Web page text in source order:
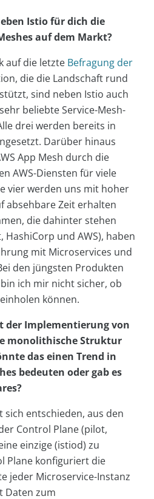
Istio für dich die
auf dem Markt?
auf die letzte Befragung der
die die Landschaft rund
sind neben Istio auch
beliebte Service-Mesh-
drei werden bereits in
Darüber hinaus
App Mesh durch die
AWS-Diensten für viele
vier werden uns mit hoher
absehbare Zeit erhalten
die dahinter stehen
HashiCorp und AWS), haben
mit Microservices und
den jüngsten Produkten
ich mir nicht sicher, ob
können.
der Implementierung von
monolithische Struktur
das einen Trend in
bedeuten oder gab es
sich entschieden, aus den
Control Plane (pilot,
einzige (istiod) zu
Plane konfiguriert die
jeder Microservice-Instanz
Daten zum